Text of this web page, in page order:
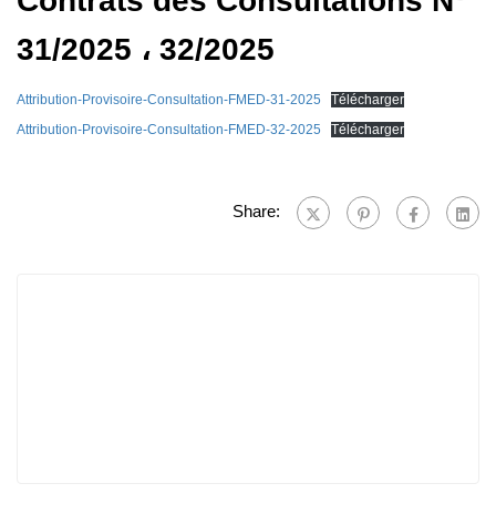
31/2025 ، 32/2025
Attribution-Provisoire-Consultation-FMED-31-2025
Télécharger
Attribution-Provisoire-Consultation-FMED-32-2025
Télécharger
Share: